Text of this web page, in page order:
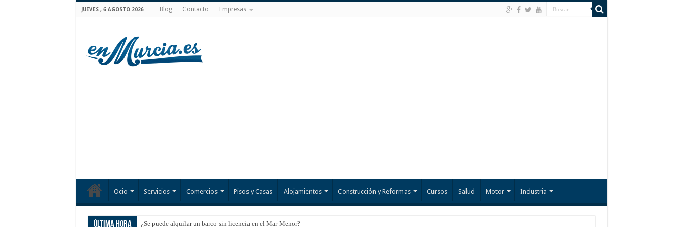
JUEVES , 6 AGOSTO 2026 Blog Contacto Empresas
Ocio Servicios Comercios Pisos y Casas Alojamientos Construcción y Reformas Cursos Salud Motor Industria
Última hora ¿Se puede alquilar un barco sin licencia en el Mar Menor?